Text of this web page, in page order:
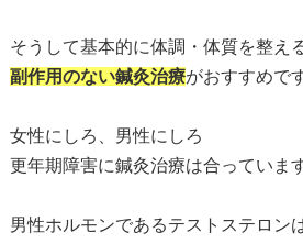
そうして基本的に体調・体質を整え
副作用のない鍼灸治療がおすすめで
女性にしろ、男性にしろ
更年期障害に鍼灸治療は合っています
男性ホルモンであるテストステロン